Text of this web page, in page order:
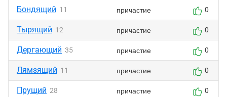
Бондящий 11 причастие 0
Тырящий 12 причастие 0
Дергающий 35 причастие 0
Лямзящий 11 причастие 0
Прущий 28 причастие 0